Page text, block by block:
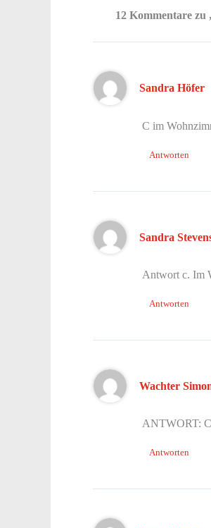
12 Kommentare
Sandra Höfer
C im
Antworten
Sandra
Antwort c. Im
Antworten
Wachter
ANTWORT:
Antworten